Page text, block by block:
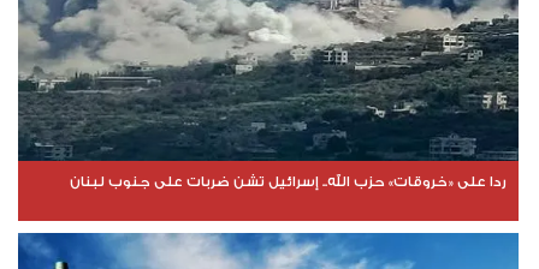
ردا على «خروقات» حزب الله.. إسرائيل تشن ضربات على جنوب لبنان